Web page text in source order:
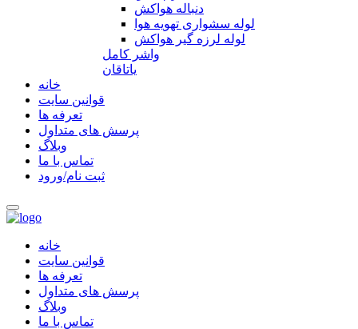
دنباله هواکش
لوله سشواری تهویه هوا
لوله لرزه گیر هواکش
واشر کامل
یاتاقان
خانه
قوانین سایت
تعرفه ها
پرسش های متداول
وبلاگ
تماس با ما
ثبت نام/ورود
خانه
قوانین سایت
تعرفه ها
پرسش های متداول
وبلاگ
تماس با ما